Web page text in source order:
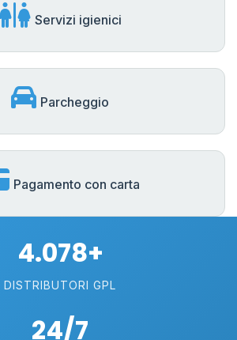
Servizi igienici
Parcheggio
Pagamento con carta
4.078+
DISTRIBUTORI GPL
24/7